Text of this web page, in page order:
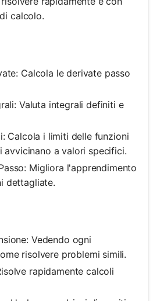
calcolo.
Calcola le derivate passo
Valuta integrali definiti e
Calcola i limiti delle funzioni
avvicinano a valori specifici.
Migliora l'apprendimento
dettagliate.
Vedendo ogni
risolvere problemi simili.
rapidamente calcoli